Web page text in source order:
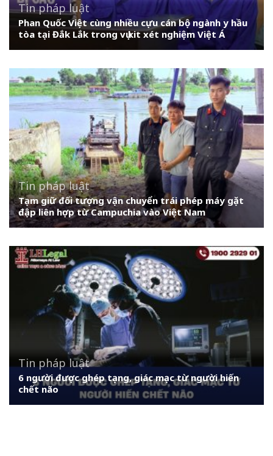
Tin pháp luật
Phan Quốc Việt cùng nhiều cựu cán bộ ngành y hầu
tòa tại Đắk Lắk trong vụ kit xét nghiệm Việt Á
Tin pháp luật
Tạm giữ đối tượng vận chuyển trái phép máy gặt
đập liên hợp từ Campuchia vào Việt Nam
Tin pháp luật
6 người được ghép tạng, giác mạc từ người hiến
chết não